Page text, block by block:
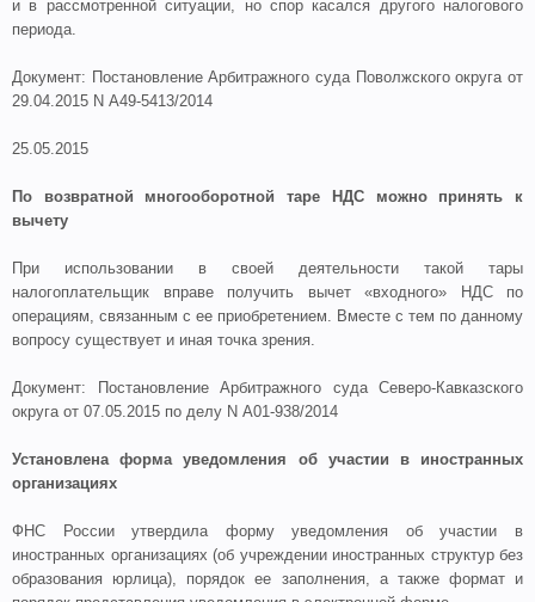
и в рассмотренной ситуации, но спор касался другого налогового
периода.
Документ: Постановление Арбитражного суда Поволжского округа от
29.04.2015 N А49-5413/2014
25.05.2015
По возвратной многооборотной таре НДС можно принять к
вычету
При использовании в своей деятельности такой тары
налогоплательщик вправе получить вычет «входного» НДС по
операциям, связанным с ее приобретением. Вместе с тем по данному
вопросу существует и иная точка зрения.
Документ: Постановление Арбитражного суда Северо-Кавказского
округа от 07.05.2015 по делу N А01-938/2014
Установлена форма уведомления об участии в иностранных
организациях
ФНС России утвердила форму уведомления об участии в
иностранных организациях (об учреждении иностранных структур без
образования юрлица), порядок ее заполнения, а также формат и